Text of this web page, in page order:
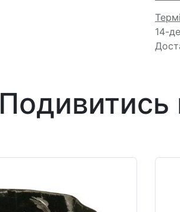
14-
Подивитись